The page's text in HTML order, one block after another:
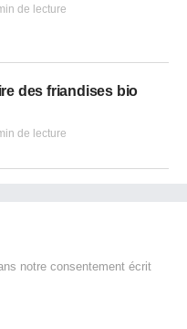
de lecture
des friandises bio
de lecture
notre consentement écrit